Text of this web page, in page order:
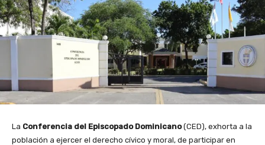
La Conferencia del Episcopado Dominicano(CED), exhorta a la
población a ejercer el derecho cívico y moral, de participar en